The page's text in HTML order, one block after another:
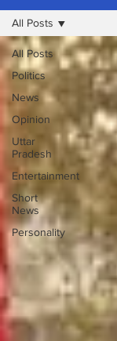
All Posts
Politics
News
Opinion
Uttar
Pradesh
Entertainment
Short
News
Personality
All Posts